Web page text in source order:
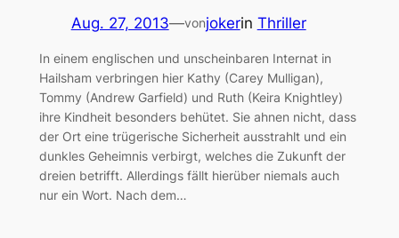
Aug. 27, 2013—vonjokerin Thriller
In einem englischen und unscheinbaren Internat in
Hailsham verbringen hier Kathy (Carey Mulligan),
Tommy (Andrew Garfield) und Ruth (Keira Knightley)
ihre Kindheit besonders behütet. Sie ahnen nicht, dass
der Ort eine trügerische Sicherheit ausstrahlt und ein
dunkles Geheimnis verbirgt, welches die Zukunft der
dreien betrifft. Allerdings fällt hierüber niemals auch
nur ein Wort. Nach dem…